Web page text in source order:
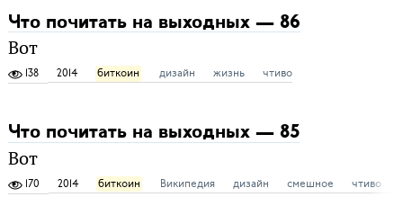
Что почитать на выходных — 86
Вот
138 2014 биткоин дизайн жизнь чтиво
Что почитать на выходных — 85
Вот
170 2014 биткоин Википедия дизайн смешное чтиво